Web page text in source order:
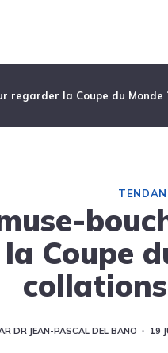
regarder la Coupe du
Coupe
DR JEAN-PASCAL DEL BANO 19